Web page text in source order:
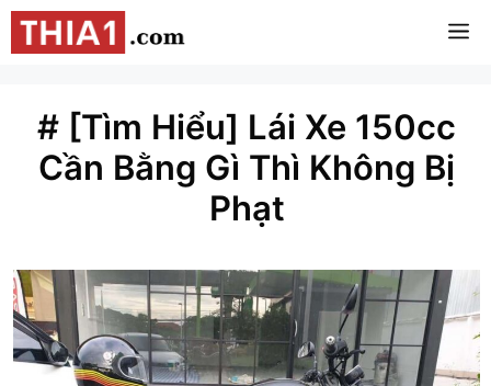
Chuyển
đến
# [Tìm Hiểu] Lái Xe 150cc
Cần Bằng Gì Thì Không Bị
Phạt